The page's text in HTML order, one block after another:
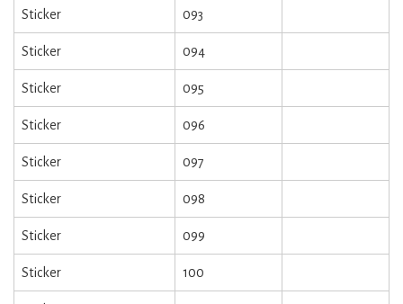
Sticker 093
Sticker 094
Sticker 095
Sticker 096
Sticker 097
Sticker 098
Sticker 099
Sticker 100